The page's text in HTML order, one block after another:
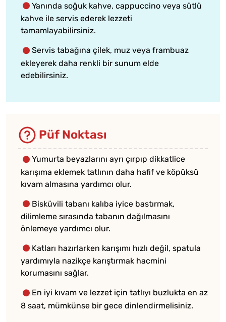
Yanında soğuk kahve, cappuccino veya sütlü
kahve ile servis ederek lezzeti
tamamlayabilirsiniz.
Servis tabağına çilek, muz veya frambuaz
ekleyerek daha renkli bir sunum elde
edebilirsiniz.
Püf Noktası
Yumurta beyazlarını ayrı çırpıp dikkatlice
karışıma eklemek tatlının daha hafif ve köpüksü
kıvam almasına yardımcı olur.
Bisküvili tabanı kalıba iyice bastırmak,
dilimleme sırasında tabanın dağılmasını
önlemeye yardımcı olur.
Katları hazırlarken karışımı hızlı değil, spatula
yardımıyla nazikçe karıştırmak hacmini
korumasını sağlar.
En iyi kıvam ve lezzet için tatlıyı buzlukta en az
8 saat, mümkünse bir gece dinlendirmelisiniz.